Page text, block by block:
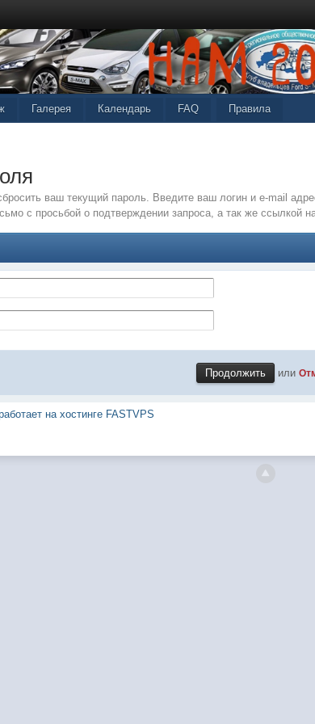
FAQ Правила
Галерея Календарь
ваш текущий пароль. Введите ваш логин и e-mail
с просьбой о подтверждении запроса, а так же ссылкой
или
на хостинге FASTVPS